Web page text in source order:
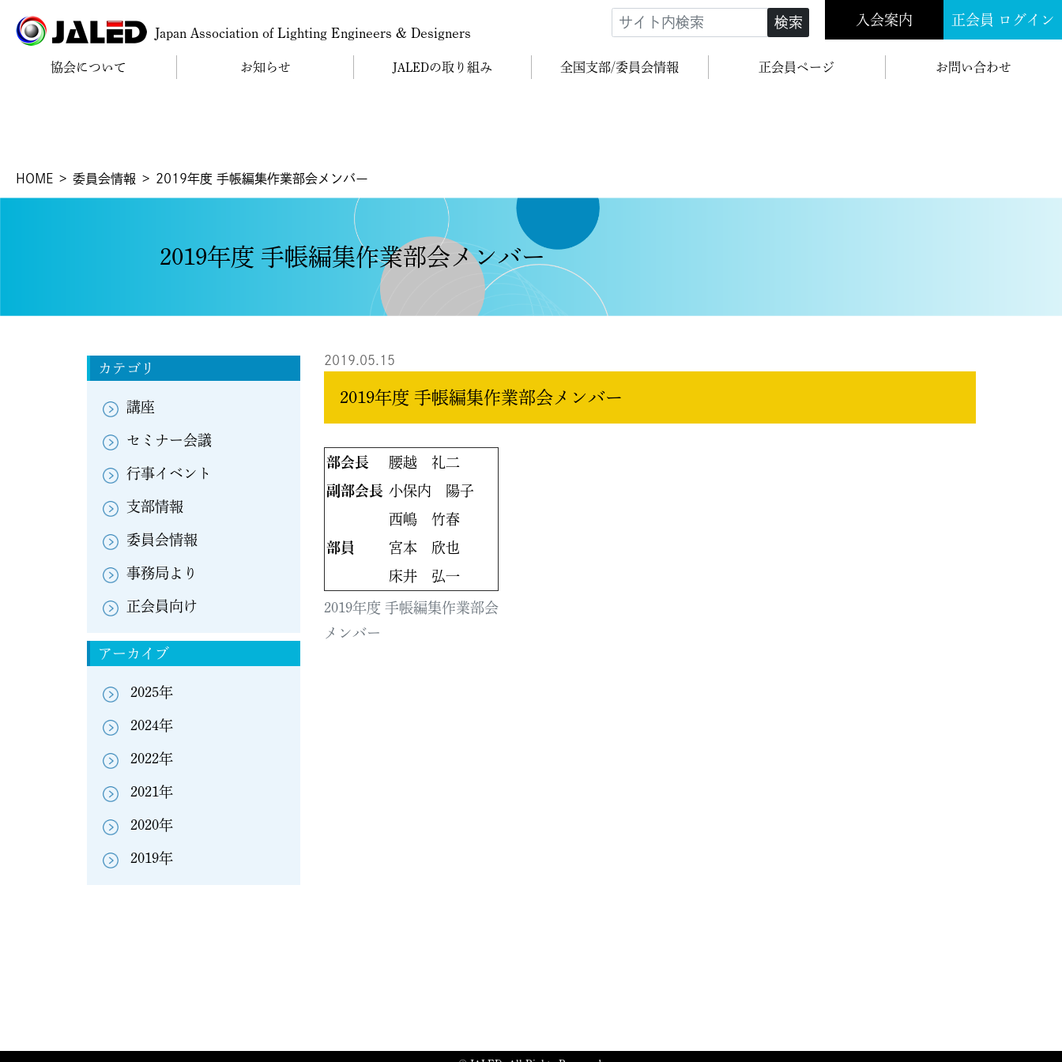
Japan Association of Lighting Engineers & Designers
検索 入会案内 正会員 ログイン
協会について お知らせ JALEDの取り組み 全国支部/委員会情報 正会員ページ お問い合わせ
HOME 委員会情報 2019年度 手帳編集作業部会メンバー
2019年度 手帳編集作業部会メンバー
カテゴリ
講座
セミナー会議
行事イベント
支部情報
委員会情報
事務局より
正会員向け
アーカイブ
2025年
2024年
2022年
2021年
2020年
2019年
2019.05.15
2019年度 手帳編集作業部会メンバー
2019年度 手帳編集作業部会
メンバー
部会長
腰越 礼二
副部会長 小保内 陽子
部員
西嶋 竹春
宮本 欣也
床井 弘一